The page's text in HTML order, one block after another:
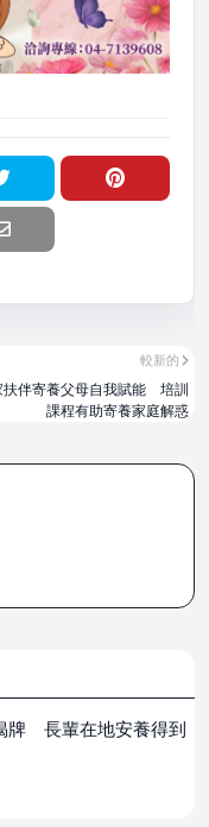
較新的
扶伴寄養父母自我賦能 培訓
課程有助寄養家庭解惑
牌 長輩在地安養得到